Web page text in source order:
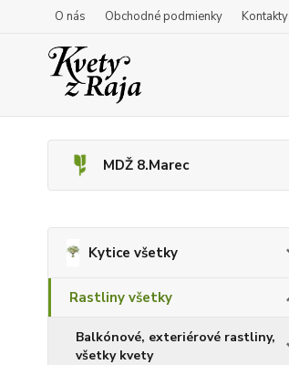
O nás Obchodné podmienky Kontakty
MDŽ 8.Marec
Kytice všetky
Rastliny všetky
Balkónové, exteriérové rastliny,
všetky kvety